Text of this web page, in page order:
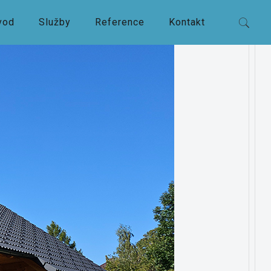
Služby Reference Kontakt